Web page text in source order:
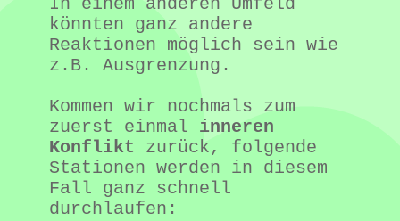
In einem anderen Umfeld
könnten ganz andere
Reaktionen möglich sein wie
z.B. Ausgrenzung.
Kommen wir nochmals zum
zuerst einmal inneren
Konflikt zurück, folgende
Stationen werden in diesem
Fall ganz schnell
durchlaufen: